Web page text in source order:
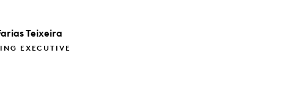
Teixeira
EXECUTIVE